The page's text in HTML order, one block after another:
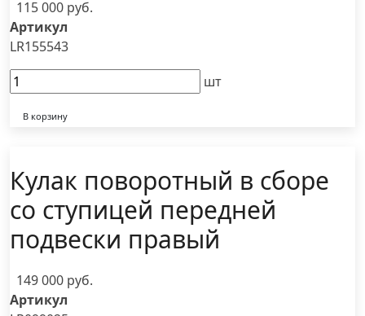
115 000 руб.
Артикул
LR155543
шт
В корзину
Кулак поворотный в сборе
со ступицей передней
подвески правый
149 000 руб.
Артикул